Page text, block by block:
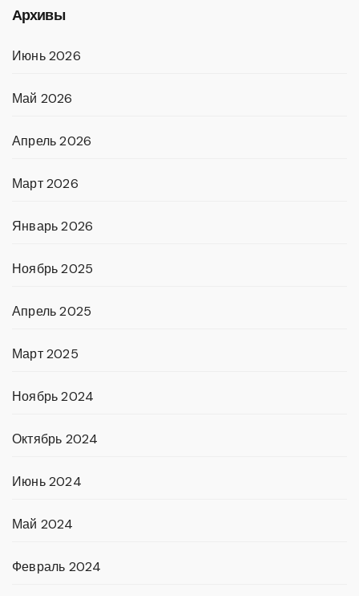
Архивы
Июнь 2026
Май 2026
Апрель 2026
Март 2026
Январь 2026
Ноябрь 2025
Апрель 2025
Март 2025
Ноябрь 2024
Октябрь 2024
Июнь 2024
Май 2024
Февраль 2024